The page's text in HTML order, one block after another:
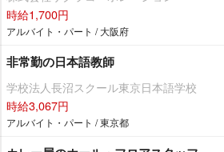
時給1,700円
アルバイト・パート / 大阪府
非常勤の日本語教師
学校法人長沼スクール東京日本語学校
時給3,067円
アルバイト・パート / 東京都